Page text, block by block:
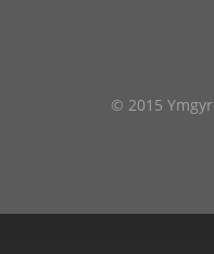
© 2015